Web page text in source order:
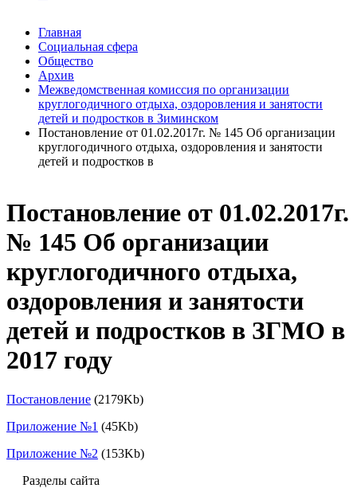
Постановление от 01.02.2017г.
№ 145 Об организации
круглогодичного отдыха,
оздоровления и занятости
детей и подростков в ЗГМО в
2017 году
Постановление (2179Kb)
Приложение №1 (45Kb)
Приложение №2 (153Kb)
Разделы сайта
Главная
Социальная сфера
Общество
Архив
Межведомственная комиссия по организации
круглогодичного отдыха, оздоровления и занятости
детей и подростков в Зиминском
Постановление от 01.02.2017г. № 145 Об организации
круглогодичного отдыха, оздоровления и занятости
детей и подростков в